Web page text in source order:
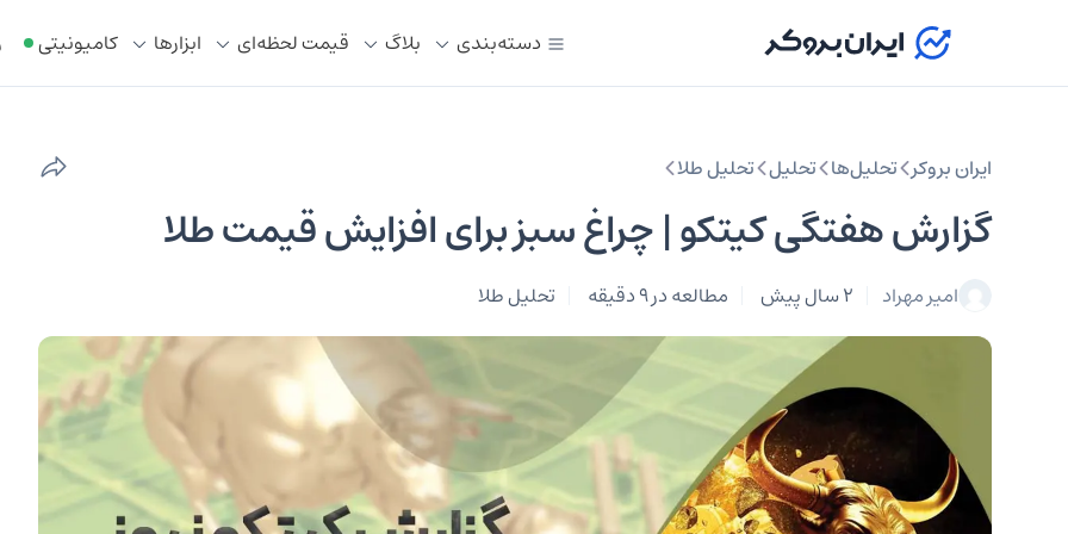
دسته‌بندی بلاگ قیمت لحظه‌ای ابزار‌ها کامیونیتی
ایران بروکر تحلیل‌ها تحلیل‌ تحلیل طلا
گزارش هفتگی کیتکو | چراغ سبز برای افزایش قیمت طلا
امیر مهراد 2 سال پیش مطالعه در 9 دقیقه تحلیل طلا